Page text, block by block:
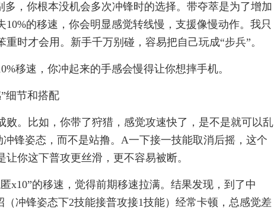
多，你根本没机会多次冲锋时的选择。带夺萃是为了增加
的移速，你会明显感觉转线慢，支援像慢动作。我只
时才会用。新手千万别碰，容易把自己玩成“步兵”。
移速，你冲起来的手感会慢得让你想摔手机。
细节和搭配
败。比如，你带了狩猎，感觉攻速快了，是不是就可以乱
锋姿态，而不是站撸。A一下接一技能取消后摇，这个
你这下普攻更丝滑，更不容易被断。
x10”的移速，觉得前期移速拉满。结果发现，到了中
冲锋姿态下2技能接普攻接1技能）经常卡顿，总感觉差